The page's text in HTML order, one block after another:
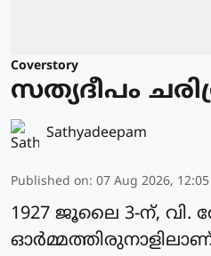
Coverstory
സത്യദീപം
Sathyadeepam
Published on: 07 Aug 2026,
1927 ജൂലൈ 3-ന്, വി.
ഓർമ്മത്തിരുനാളിലാണ്